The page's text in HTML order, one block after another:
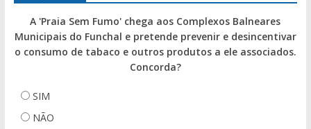
A 'Praia Sem Fumo' chega aos Complexos Balneares
Municipais do Funchal e pretende prevenir e desincentivar
o consumo de tabaco e outros produtos a ele associados.
Concorda?
SIM
NÃO